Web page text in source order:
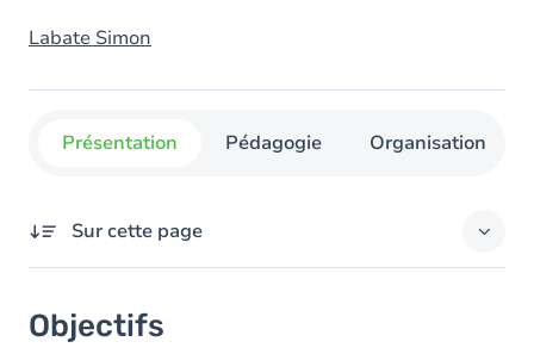
Labate Simon
Présentation Pédagogie Organisation
Sur cette page
Contenu
Objectifs